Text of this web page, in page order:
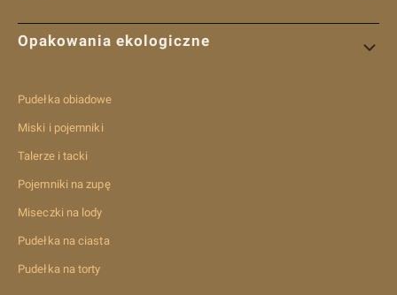
Linki w stopce
Opakowania ekologiczne
Pudełka obiadowe
Miski i pojemniki
Talerze i tacki
Pojemniki na zupę
Miseczki na lody
Pudełka na ciasta
Pudełka na torty